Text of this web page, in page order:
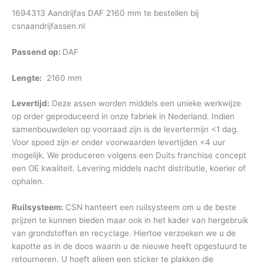
1694313 Aandrijfas DAF 2160 mm te bestellen bij
csnaandrijfassen.nl
Passend op: DAF
Lengte: 2160 mm
Levertijd: Deze assen worden middels een unieke werkwijze
op order geproduceerd in onze fabriek in Nederland. Indien
samenbouwdelen op voorraad zijn is de levertermijn <1 dag.
Voor spoed zijn er onder voorwaarden levertijden <4 uur
mogelijk. We produceren volgens een Duits franchise concept
een OE kwaliteit. Levering middels nacht distributie, koerier of
ophalen.
Ruilsysteem: CSN hanteert een ruilsysteem om u de beste
prijzen te kunnen bieden maar ook in het kader van hergebruik
van grondstoffen en recyclage. Hiertoe verzoeken we u de
kapotte as in de doos waarin u de nieuwe heeft opgestuurd te
retourneren. U hoeft alleen een sticker te plakken die